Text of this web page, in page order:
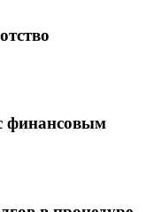
финансовым